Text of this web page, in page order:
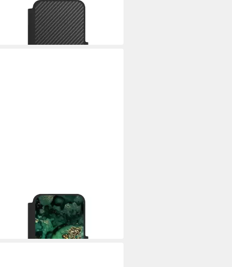
Handyhülle Metallic Look Muster
Carbon Carbon
in 5-6 Werktagen bei dir
Handyhülle Marmor Glitzer Look
Muster Cyan Glitter Marble Look
in 5-6 Werktagen bei dir